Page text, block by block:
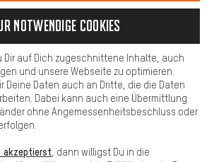
Hinweise zur Batterieentsorgung
Einstellungen Kontrast ändern
sich in Euro und exkl. MwSt zuzüglich
für Lieferung nachUSA.
Zudem hast du die Möglichkeit zusätzliche
die es dir erleichtern die richtigen Produkte zu
bieten wir eine Chat-Funktion an, damit
unkompliziert beantwortet werden können.
dass Du unsere Webseite
kannst.
Notwendige Cookies
Dir auf Dich zugeschnittene Inhalte, auch
und unsere Webseite zu optimieren.
Deine Daten auch an Dritte, die die Daten
Dabei kann auch eine Übermittlung
ohne Angemessenheitsbeschluss oder
akzeptierst , dann willigst Du in die